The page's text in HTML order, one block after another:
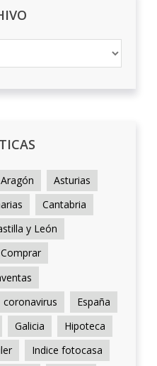
Aragón
Asturias
Cantabria
y León
Comprar
coronavirus
España
Galicia
Hipoteca
Indice fotocasa